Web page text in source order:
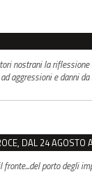
nostrani la
aggressioni e danni da
porto degli